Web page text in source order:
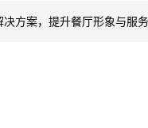
决方案，提升餐厅形象与服